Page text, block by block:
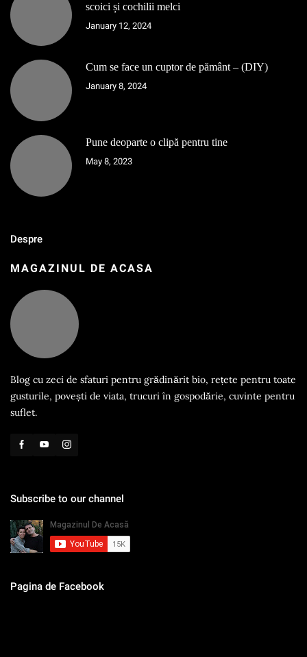
scoici și cochilii melci
January 12, 2024
Cum se face un cuptor de pământ – (DIY)
January 8, 2024
Pune deoparte o clipă pentru tine
May 8, 2023
Despre
MAGAZINUL DE ACASA
Blog cu zeci de sfaturi pentru grădinărit bio, rețete pentru toate
gusturile, povești de viata, trucuri în gospodărie, cuvinte pentru
suflet.
Subscribe to our channel
Pagina de Facebook